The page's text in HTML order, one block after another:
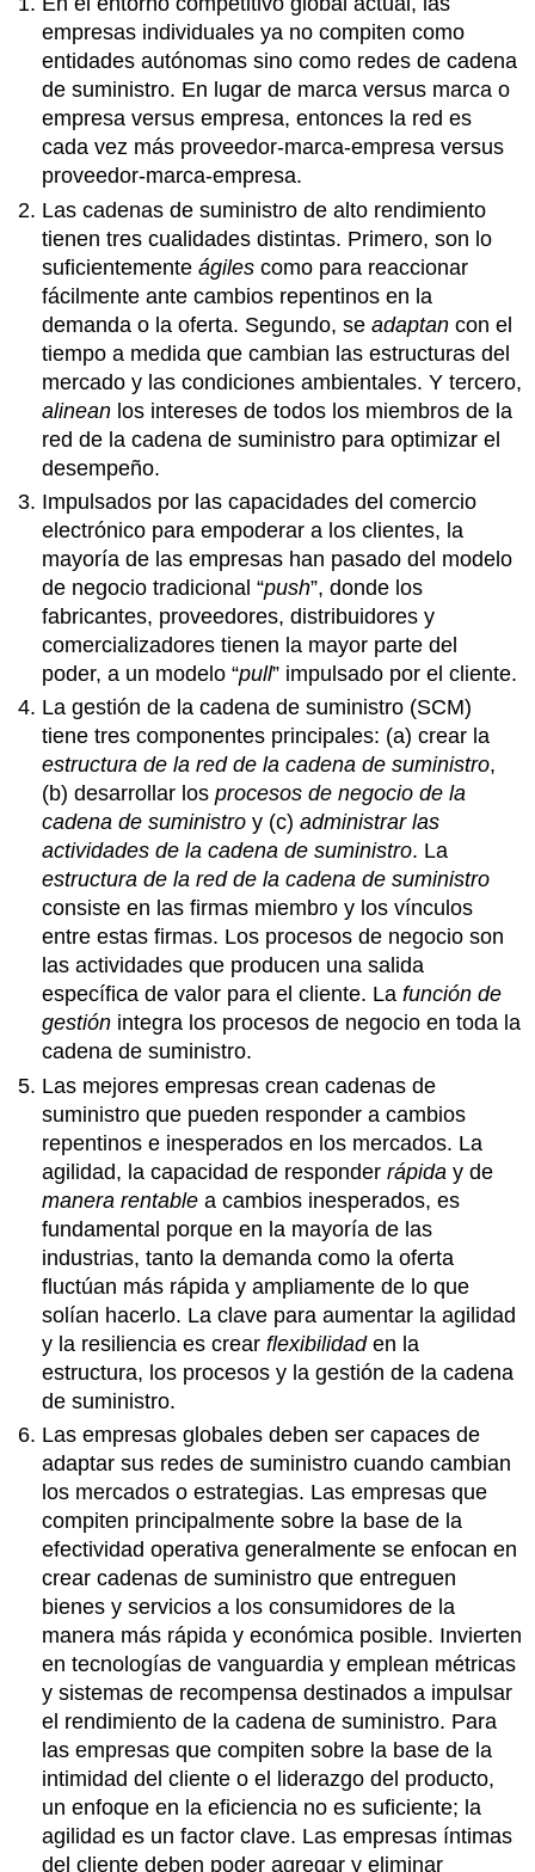
empresas individuales ya no compiten como
entidades autónomas sino como redes de cadena
de suministro. En lugar de marca versus marca o
empresa versus empresa, entonces la red es
cada vez más proveedor-marca-empresa versus
proveedor-marca-empresa.
Las cadenas de suministro de alto rendimiento
tienen tres cualidades distintas. Primero, son lo
suficientementeágiles como para reaccionar
fácilmente ante cambios repentinos en la
demanda o la oferta. Segundo, seadaptan con el
tiempo a medida que cambian las estructuras del
mercado y las condiciones ambientales. Y tercero,
alinean los intereses de todos los miembros de la
red de la cadena de suministro para optimizar el
desempeño.
Impulsados por las capacidades del comercio
electrónico para empoderar a los clientes, la
mayoría de las empresas han pasado del modelo
de negocio tradicional “push”, donde los
fabricantes, proveedores, distribuidores y
comercializadores tienen la mayor parte del
poder, a un modelo “pull” impulsado por el cliente.
La gestión de la cadena de suministro (SCM)
tiene tres componentes principales: (a) crear la
estructura de la red de la cadena de suministro,
(b) desarrollar losprocesos de negocio de la
cadena de suministro y (c)administrar las
actividades de la cadena de suministro. La
estructura de la red de la cadena de suministro
consiste en las firmas miembro y los vínculos
entre estas firmas. Los procesos de negocio son
las actividades que producen una salida
específica de valor para el cliente. Lafunción de
gestión integra los procesos de negocio en toda la
cadena de suministro.
Las mejores empresas crean cadenas de
suministro que pueden responder a cambios
repentinos e inesperados en los mercados. La
agilidad, la capacidad de responderrápida y de
manera rentable a cambios inesperados, es
fundamental porque en la mayoría de las
industrias, tanto la demanda como la oferta
fluctúan más rápida y ampliamente de lo que
solían hacerlo. La clave para aumentar la agilidad
y la resiliencia es crearflexibilidaden la
estructura, los procesos y la gestión de la cadena
de suministro.
Las empresas globales deben ser capaces de
adaptar sus redes de suministro cuando cambian
los mercados o estrategias. Las empresas que
compiten principalmente sobre la base de la
efectividad operativa generalmente se enfocan en
crear cadenas de suministro que entreguen
bienes y servicios a los consumidores de la
manera más rápida y económica posible. Invierten
en tecnologías de vanguardia y emplean métricas
y sistemas de recompensa destinados a impulsar
el rendimiento de la cadena de suministro. Para
las empresas que compiten sobre la base de la
intimidad del cliente o el liderazgo del producto,
un enfoque en la eficiencia no es suficiente; la
agilidad es un factor clave. Las empresas íntimas
del cliente deben poder agregar y eliminar